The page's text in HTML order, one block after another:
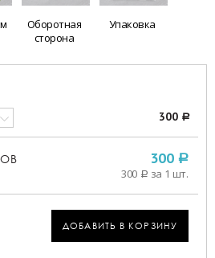
Оборотная
сторона
Упаковка
300 a
300 a
300 a за 1 шт.
ДОБАВИТЬ В КОРЗИНУ